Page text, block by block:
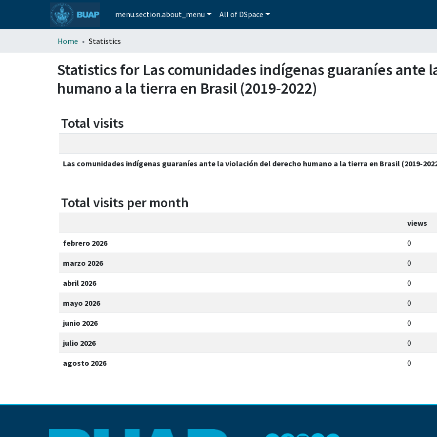
menu.section.about_menu All of DSpace
Home Statistics
Statistics for Las comunidades indígenas guaraníes ante
humano a la tierra en Brasil (2019-2022)
Total visits
Las comunidades indígenas guaraníes ante la violación del derecho humano a la tierra en Brasil (2019-
Total visits per month
views
febrero 2026 0
marzo 2026 0
abril 2026 0
mayo 2026 0
junio 2026 0
julio 2026 0
agosto 2026 0